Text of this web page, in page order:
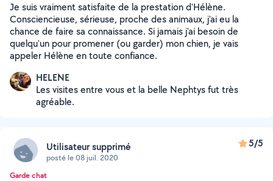
Je suis vraiment satisfaite de la prestation d'Hélène.
Consciencieuse, sérieuse, proche des animaux, j'ai eu la
chance de faire sa connaissance. Si jamais j'ai besoin de
quelqu'un pour promener (ou garder) mon chien, je vais
appeler Hélène en toute confiance.
HELENE
Les visites entre vous et la belle Nephtys fut très
agréable.
Utilisateur supprimé
posté le 08 juil. 2020
5/5
Garde chat